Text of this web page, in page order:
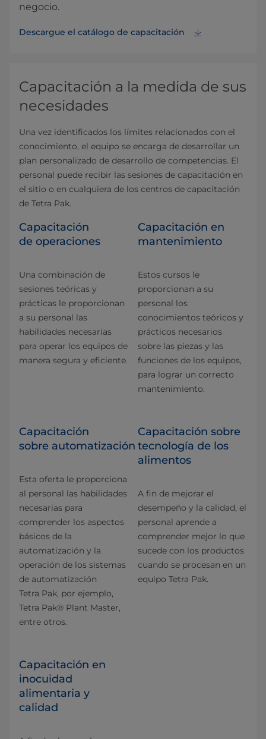
negocio.
Descargue el catálogo de capacitación
Capacitación a la medida de sus
necesidades
Una vez identificados los límites relacionados con el
conocimiento, el equipo se encarga de desarrollar un
plan personalizado de desarrollo de competencias. El
personal puede recibir las sesiones de capacitación en
el sitio o en cualquiera de los centros de capacitación
de Tetra Pak.
Capacitación
de operaciones
Una combinación de
sesiones teóricas y
prácticas le proporcionan
a su personal las
habilidades necesarias
para operar los equipos de
manera segura y eficiente.
Capacitación en
mantenimiento
Estos cursos le
proporcionan a su
personal los
conocimientos teóricos y
prácticos necesarios
sobre las piezas y las
funciones de los equipos,
para lograr un correcto
mantenimiento.
Capacitación
sobre automatización
Esta oferta le proporciona
al personal las habilidades
necesarias para
comprender los aspectos
básicos de la
automatización y la
operación de los sistemas
de automatización
Tetra Pak, por ejemplo,
Tetra Pak® Plant Master,
entre otros.
Capacitación sobre
tecnología de los
alimentos
A fin de mejorar el
desempeño y la calidad, el
personal aprende a
comprender mejor lo que
sucede con los productos
cuando se procesan en un
equipo Tetra Pak.
Capacitación en
inocuidad
alimentaria y
calidad